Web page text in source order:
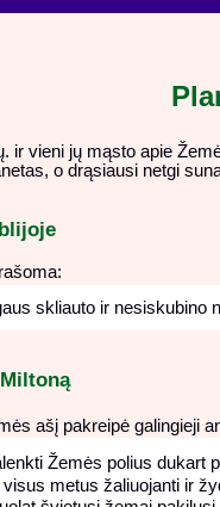
ir vieni jų mąsto apie
o drąsiausi netgi
skliauto ir nesiskubino
ašį pakreipė galingieji
Žemės polius dukart
metus žaliuojanti ir